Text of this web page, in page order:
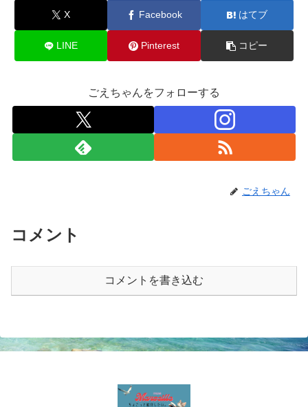
X Facebook はてブ
LINE Pinterest コピー
ごえちゃんをフォローする
ごえちゃん
コメント
コメントを書き込む